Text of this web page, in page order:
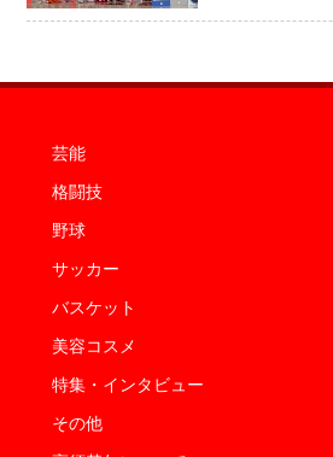
なった」
芸能
格闘技
野球
サッカー
バスケット
美容コスメ
特集・インタビュー
その他